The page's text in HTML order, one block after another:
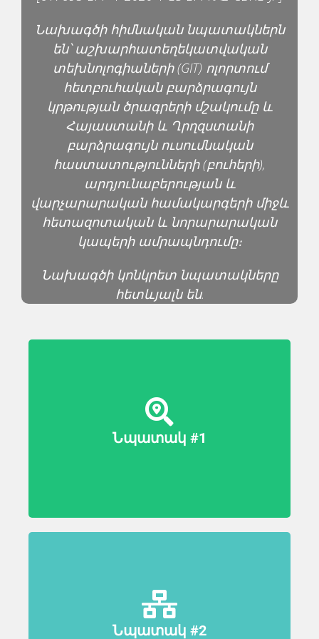
Նախագծի հիմնական նպատակներն
են՝ աշխարհատեղեկատվական
տեխնոլոգիաների (GIT) ոլորտում
հետբուհական բարձրագույն
կրթության ծրագրերի մշակումը և
Հայաստանի և Ղրղզստանի
բարձրագույն ուսումնական
հաստատությունների (բուհերի),
արդյունաբերության և
վարչարարական համակարգերի միջև
հետազոտական և նորարարական
կապերի ամրապնդումը։
Նախագծի կոնկրետ նպատակները
հետևյալն են.
Նպատակ #1
աշխարհատեղեկատվական
տեխնոլոգիաների ոլորտում
Ղրղզստանի և Հայաստանի
Նպատակ #2
Հետազոտական հանգույց՝
միասնական նորարարական